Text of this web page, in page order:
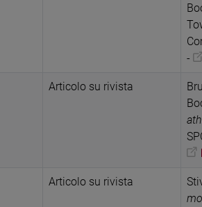
-
Articolo su rivista
Articolo su rivista